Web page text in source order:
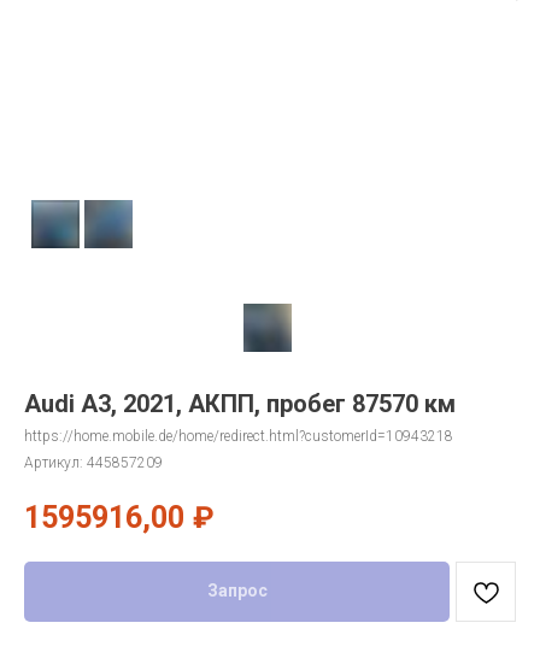
Audi A3, 2021, АКПП, пробег 87570 км
https://home.mobile.de/home/redirect.html?customerId=10943218
Артикул: 445857209
1595916,00 ₽
Запрос